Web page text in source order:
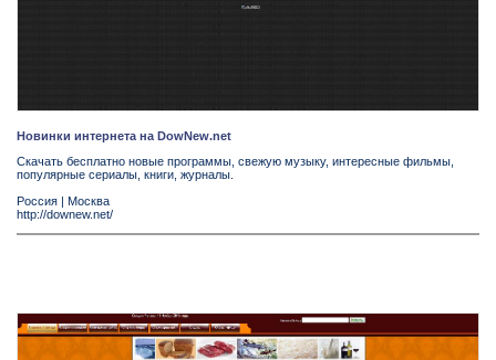
Новинки интернета на DowNew.net
Cкачать бесплатно новые программы, свежую музыку, интересные фильмы,
популярные сериалы, книги, журналы.
Россия | Москва
http://downew.net/